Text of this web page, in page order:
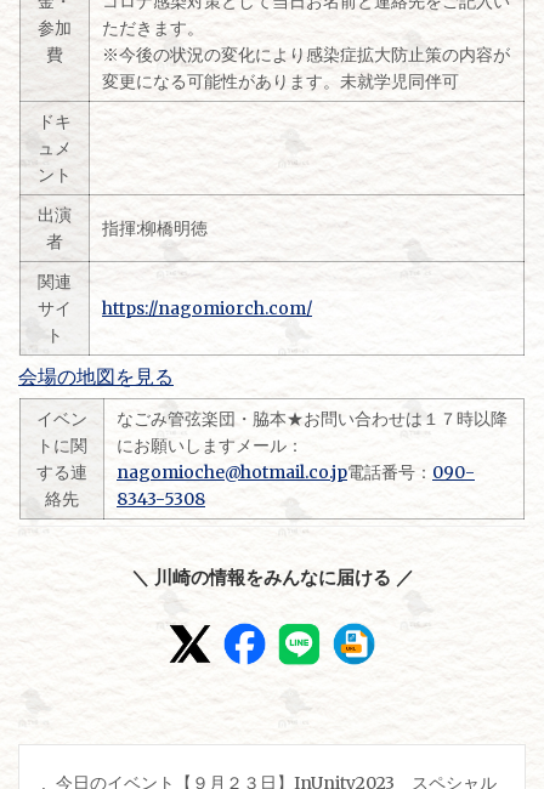
参加
費
ただきます。
※今後の状況の変化により感染症拡大防止策の内容が
変更になる可能性があります。未就学児同伴可
ドキ
ュメ
ント
出演
者
指揮:柳橋明徳
関連
サイ
ト
https://nagomiorch.com/
会場の地図を見る
イベン
トに関
する連
絡先
なごみ管弦楽団・脇本★お問い合わせは１７時以降
にお願いしますメール：
nagomioche@hotmail.co.jp電話番号： 090-
8343-5308
＼ 川崎の情報をみんなに届ける ／
今日のイベント【９月２３日】InUnity2023 スペシャル